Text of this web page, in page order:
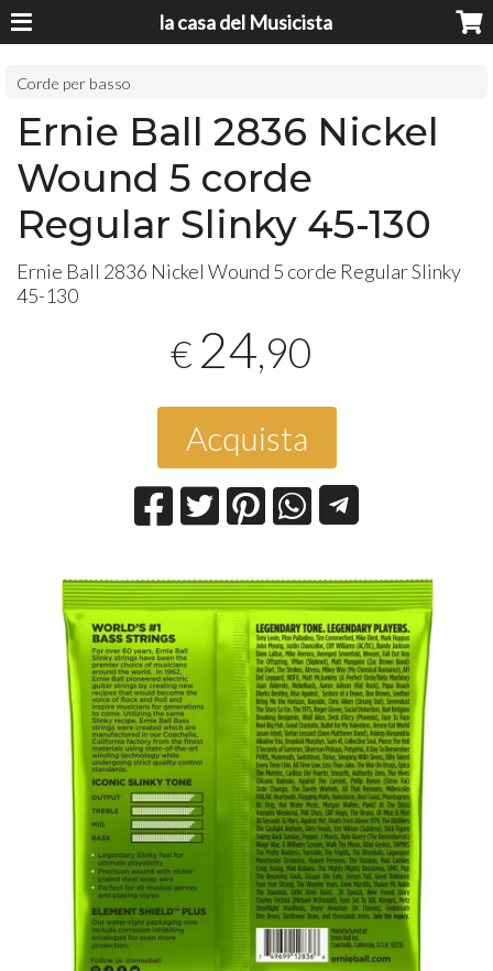
la casa del Musicista
Corde per basso
Ernie Ball 2836 Nickel
Wound 5 corde
Regular Slinky 45-130
Ernie Ball 2836 Nickel Wound 5 corde Regular Slinky
45-130
€ 24,90
Acquista